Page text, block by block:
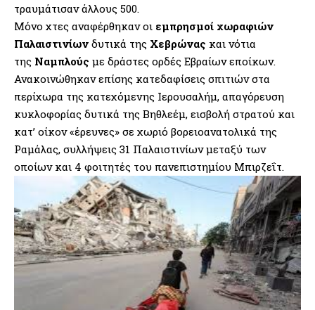
τραυμάτισαν άλλους 500.
Μόνο χτες αναφέρθηκαν οι εμπρησμοί χωραφιών
Παλαιστινίων δυτικά της Χεβρώνας και νότια
της Ναμπλούς με δράστες ορδές Εβραίων εποίκων.
Ανακοινώθηκαν επίσης κατεδαφίσεις σπιτιών στα
περίχωρα της κατεχόμενης Ιερουσαλήμ, απαγόρευση
κυκλοφορίας δυτικά της Βηθλεέμ, εισβολή στρατού και
κατ’ οίκον «έρευνες» σε χωριό βορειοανατολικά της
Ραμάλας, συλλήψεις 31 Παλαιστινίων μεταξύ των
οποίων και 4 φοιτητές του πανεπιστημίου Μπιρζεΐτ.